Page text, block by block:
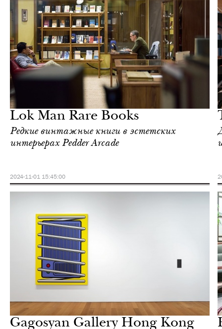
Lok Man Rare Books
Редкие винтажные книги в эстетских
интерьерах Pedder Arcade
2024-11-01 15:45:00
Gagosyan Gallery Hong Kong